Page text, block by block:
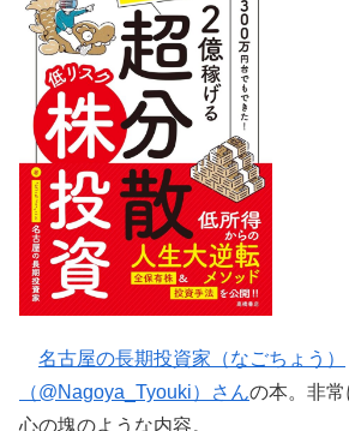
名古屋の長期投資家（なごちょう）
（@Nagoya_Tyouki）さんの本。非
心の塊のような内容。